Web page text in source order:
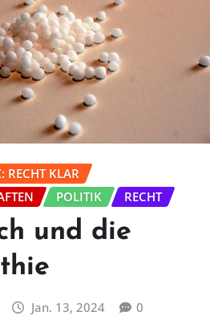
RECHT KLAR
POLITIK RECHT
und die
Jan. 13, 2024 0